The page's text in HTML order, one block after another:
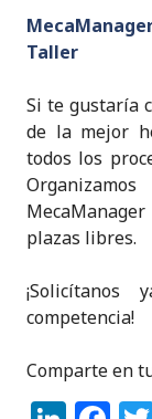
Taller
Si te gustaría
de la mejor
todos los
plazas libres.
competencia!
Comparte en